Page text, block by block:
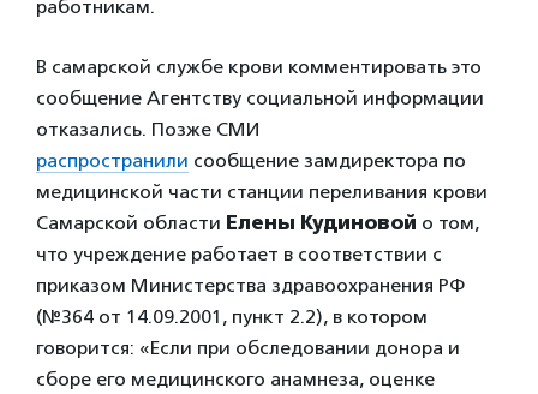
работникам.
В самарской службе крови комментировать это
сообщение Агентству социальной информации
отказались. Позже СМИ
распространили сообщение замдиректора по
медицинской части станции переливания крови
Самарской области Елены Кудиновой о том,
что учреждение работает в соответствии с
приказом Министерства здравоохранения РФ
(№364 от 14.09.2001, пункт 2.2), в котором
говорится: «Если при обследовании донора и
сборе его медицинского анамнеза, оценке